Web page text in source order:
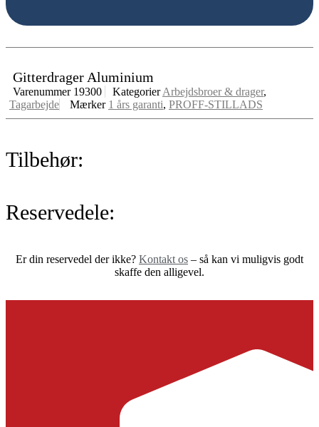
Gitterdrager Aluminium
Varenummer 19300 Kategorier Arbejdsbroer & drager,
Tagarbejde
Mærker 1 års garanti, PROFF-STILLADS
Tilbehør:
Reservedele:
Er din reservedel der ikke? Kontakt os – så kan vi muligvis godt
skaffe den alligevel.